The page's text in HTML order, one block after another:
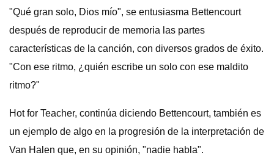
"Qué gran solo, Dios mío", se entusiasma Bettencourt
después de reproducir de memoria las partes
características de la canción, con diversos grados de éxito.
"Con ese ritmo, ¿quién escribe un solo con ese maldito
ritmo?"
Hot for Teacher, continúa diciendo Bettencourt, también es
un ejemplo de algo en la progresión de la interpretación de
Van Halen que, en su opinión, "nadie habla".